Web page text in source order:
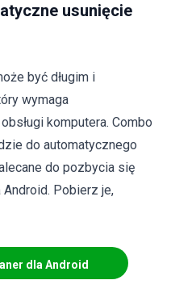
usunięcie
być długim i
wymaga
komputera. Combo
do automatycznego
do pozbycia się
Android. Pobierz je,
dla Android